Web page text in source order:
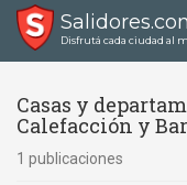
Disfrutá cada ciudad al
Casas y
Calefacción y
1 publicaciones